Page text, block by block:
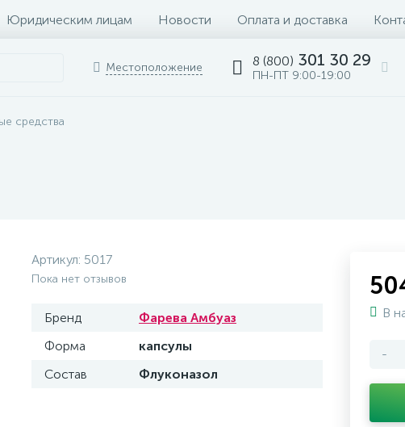
Юридическим лицам Новости Оплата и доставка
Местоположение 8 (800) 301 30 29
ПН-ПТ 9:00-19:00
средства
Артикул: 5017
Пока нет отзывов
Бренд
Фарева Амбуаз
Форма
капсулы
Состав
Флуконазол
В
-